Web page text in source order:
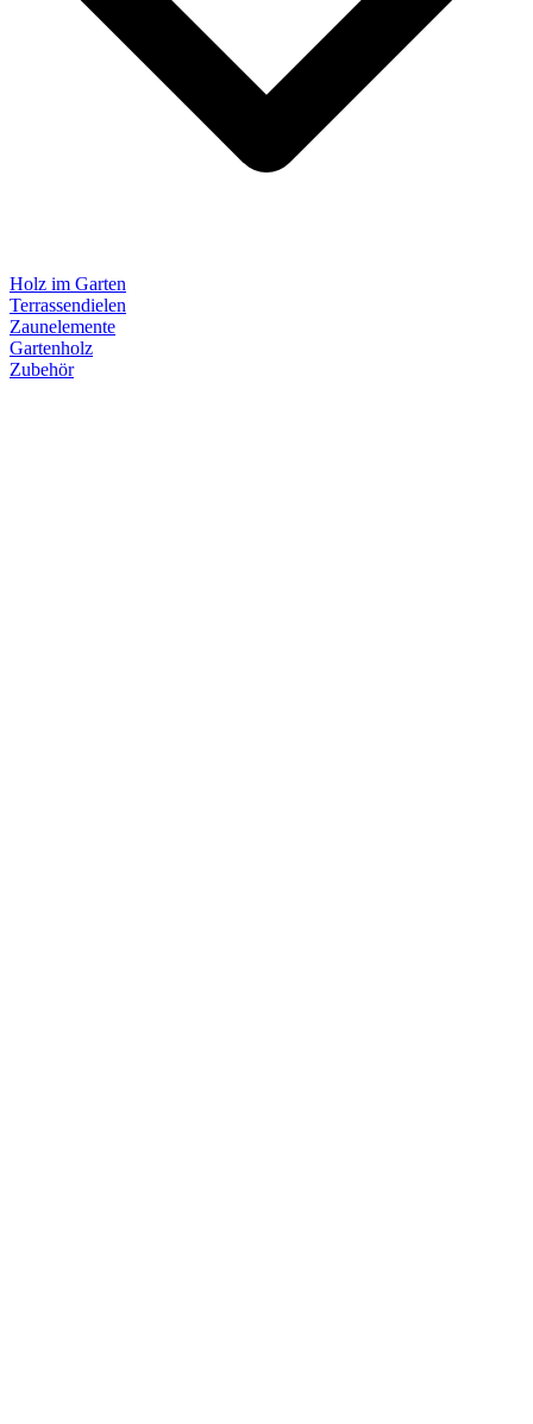
Holz im Garten
Terrassendielen
Zaunelemente
Gartenholz
Zubehör